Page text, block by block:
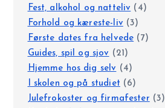
Fest, alkohol og natteliv (4)
Forhold og kæreste-liv (3)
Første dates fra helvede (7)
Guides, spil og sjov (21)
Hjemme hos dig selv (4)
I skolen og på studiet (6)
Julefrokoster og firmafester (3)